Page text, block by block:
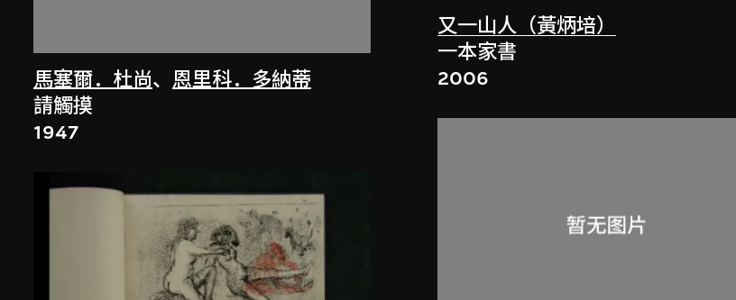
馬塞爾．杜尚、 恩里科．多納蒂
請觸摸
1947
又一山人（黃炳培）
一本家書
2006